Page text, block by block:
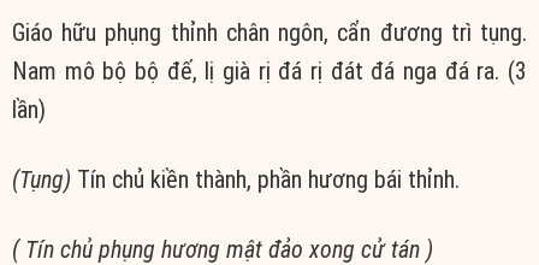
Giáo hữu phụng thỉnh chân ngôn, cẩn đương trì tụng.
Nam mô bộ bộ đế, lị già rị đá rị đát đá nga đá ra. (3
lần)
(Tụng) Tín chủ kiền thành, phần hương bái thỉnh.
( Tín chủ phụng hương mật đảo xong cử tán )